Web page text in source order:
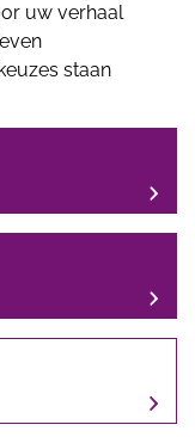
uw verhaal
staan